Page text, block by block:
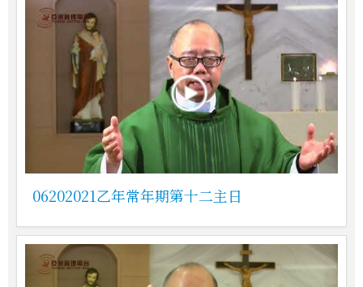
06202021乙年常年期第十二主日